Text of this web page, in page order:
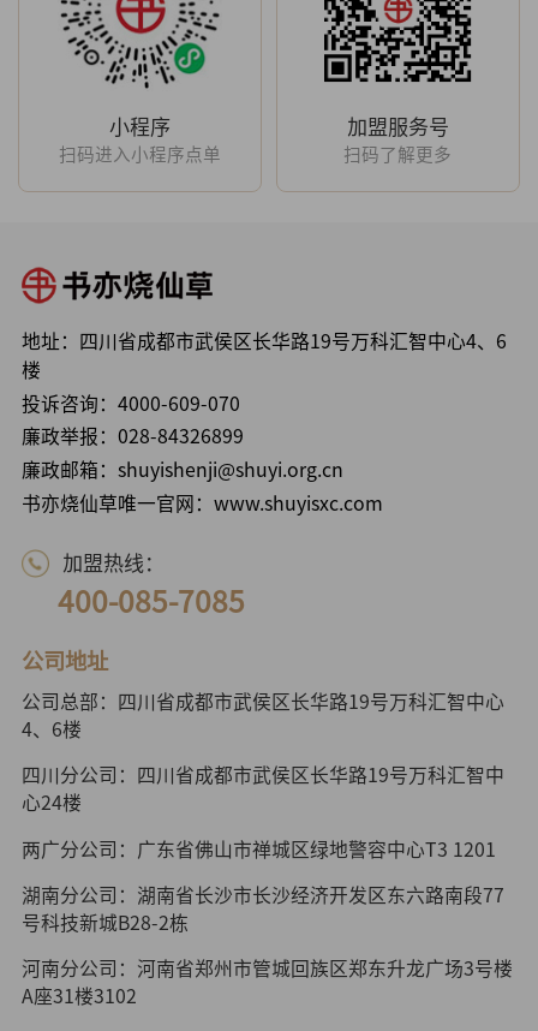
小程序
扫码进入小程序点单
加盟服务号
扫码了解更多
地址：四川省成都市武侯区长华路19号万科汇智中心4、6
楼
投诉咨询： 4000-609-070
廉政举报： 028-84326899
廉政邮箱：shuyishenji@shuyi.org.cn
书亦烧仙草唯一官网：www.shuyisxc.com
加盟热线：
400-085-7085
公司地址
公司总部：四川省成都市武侯区长华路19号万科汇智中心
4、6楼
四川分公司：四川省成都市武侯区长华路19号万科汇智中
心24楼
两广分公司：广东省佛山市禅城区绿地警容中心T3 1201
湖南分公司：湖南省长沙市长沙经济开发区东六路南段77
号科技新城B28-2栋
河南分公司：河南省郑州市管城回族区郑东升龙广场3号楼
A座31楼3102